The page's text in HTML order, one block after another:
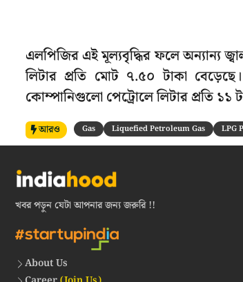
এলপিজির এই মূল্যবৃদ্ধির ফলে অন্যান্য
লিটার প্রতি মোট ৭.৫০ টাকা
কোম্পানিগুলো পেট্রোলে লিটার প্রতি
আরও Gas Liquefied Petroleum Gas LPG
খবর পড়ুন যেটা আপনার জন্য জরুরি !!
About Us